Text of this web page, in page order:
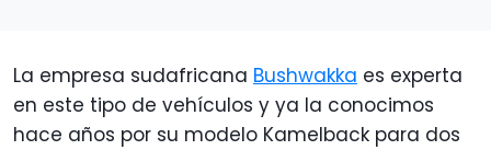
La empresa sudafricana Bushwakka es experta
en este tipo de vehículos y ya la conocimos
hace años por su modelo Kamelback para dos